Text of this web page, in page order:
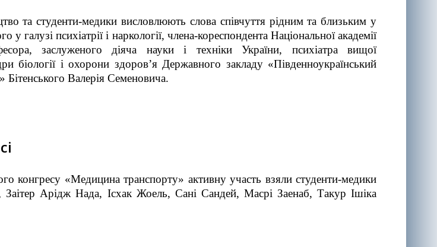
та студенти-медики висловлюють слова співчуття рідним та близьким у
галузі психіатрії і наркології, члена-кореспондента Національної академії
заслуженого діяча науки і техніки України, психіатра вищої
біології і охорони здоров’я Державного закладу «Південноукраїнський
Бітенського Валерія Семеновича.
конгресу «Медицина транспорту» активну участь взяли студенти-медики
Арідж Нада, Ісхак Жоель, Сані Сандей, Масрі Заенаб, Такур Ішіка